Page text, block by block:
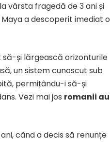
vârsta fragedă de 3 ani și
a descoperit imediat o
să-și lărgească orizonturile
un sistem cunoscut sub
permițându-i să-și
Vezi mai jos romanii au
când a decis să renunțe